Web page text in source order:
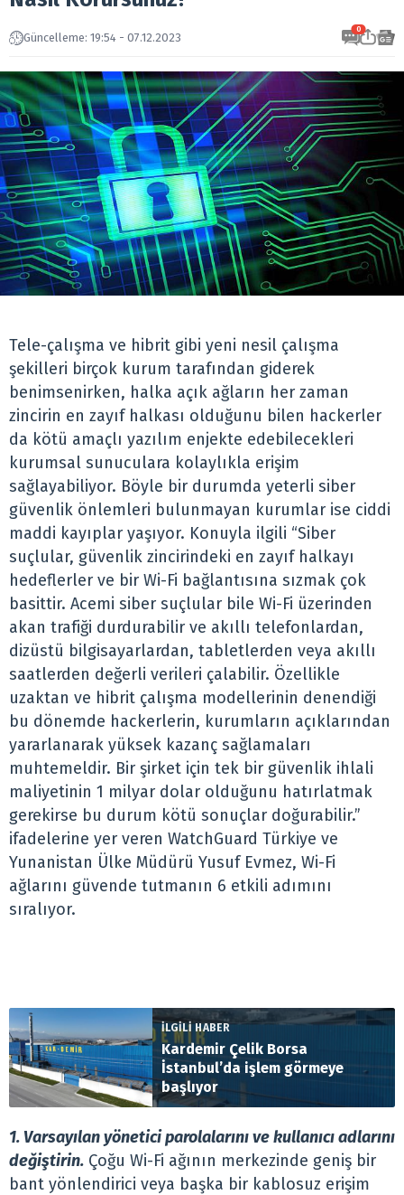
Güncelleme: 19:54 - 07.12.2023
0
Tele-çalışma ve hibrit gibi yeni nesil çalışma
şekilleri birçok kurum tarafından giderek
benimsenirken, halka açık ağların her zaman
zincirin en zayıf halkası olduğunu bilen hackerler
da kötü amaçlı yazılım enjekte edebilecekleri
kurumsal sunuculara kolaylıkla erişim
sağlayabiliyor. Böyle bir durumda yeterli siber
güvenlik önlemleri bulunmayan kurumlar ise ciddi
maddi kayıplar yaşıyor. Konuyla ilgili “Siber
suçlular, güvenlik zincirindeki en zayıf halkayı
hedeflerler ve bir Wi-Fi bağlantısına sızmak çok
basittir. Acemi siber suçlular bile Wi-Fi üzerinden
akan trafiği durdurabilir ve akıllı telefonlardan,
dizüstü bilgisayarlardan, tabletlerden veya akıllı
saatlerden değerli verileri çalabilir. Özellikle
uzaktan ve hibrit çalışma modellerinin denendiği
bu dönemde hackerlerin, kurumların açıklarından
yararlanarak yüksek kazanç sağlamaları
muhtemeldir. Bir şirket için tek bir güvenlik ihlali
maliyetinin 1 milyar dolar olduğunu hatırlatmak
gerekirse bu durum kötü sonuçlar doğurabilir.”
ifadelerine yer veren WatchGuard Türkiye ve
Yunanistan Ülke Müdürü Yusuf Evmez, Wi-Fi
ağlarını güvende tutmanın 6 etkili adımını
sıralıyor.
İLGİLİ HABER
Kardemir Çelik Borsa
İstanbul’da işlem görmeye
başlıyor
1. Varsayılan yönetici parolalarını ve kullanıcı adlarını
değiştirin. Çoğu Wi-Fi ağının merkezinde geniş bir
bant yönlendirici veya başka bir kablosuz erişim